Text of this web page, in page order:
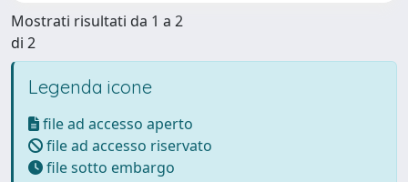
Mostrati risultati da 1 a 2
di 2
Legenda icone
file ad accesso aperto
file ad accesso riservato
file sotto embargo